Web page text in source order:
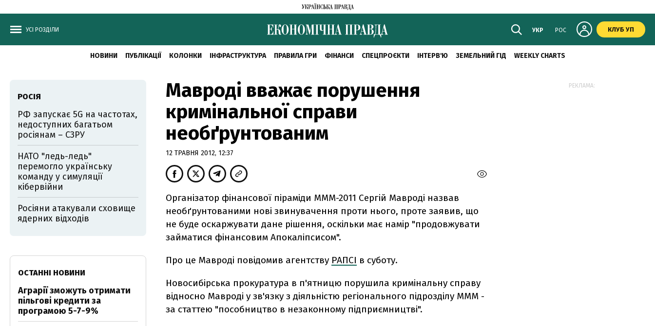
УСІ РОЗДІЛИ УКР РОС КЛУБ УП
НОВИНИ ПУБЛІКАЦІЇ КОЛОНКИ ІНФРАСТРУКТУРА ПРАВИЛА ГРИ ФІНАНСИ СПЕЦПРОЄКТИ ІНТЕРВ'Ю ЗЕМЕЛЬНИЙ ГІД WEEKLY CHARTS
Мавроді вважає порушення
кримінальної справи
необґрунтованим
12 ТРАВНЯ 2012, 12:37
Організатор фінансової піраміди МММ-2011 Сергій Мавроді назвав
необґрунтованими нові звинувачення проти нього, проте заявив, що
не буде оскаржувати дане рішення, оскільки має намір "продовжувати
займатися фінансовим Апокаліпсисом".
Про це Мавроді повідомив агентству РАПСІ в суботу.
Новосибірська прокуратура в п'ятницю порушила кримінальну справу
відносно Мавроді у зв'язку з діяльністю регіонального підрозділу МММ -
за статтею "пособництво в незаконному підприємництві".
РОСІЯ
РФ запускає 5G на частотах,
недоступних багатьом
росіянам – СЗРУ
НАТО "ледь-ледь"
перемогло українську
команду у симуляції
кібервійни
Росіяни атакували сховище
ядерних відходів
ОСТАННІ НОВИНИ
Аграрії зможуть отримати
пільгові кредити за
програмою 5-7-9%
РЕКЛАМА: